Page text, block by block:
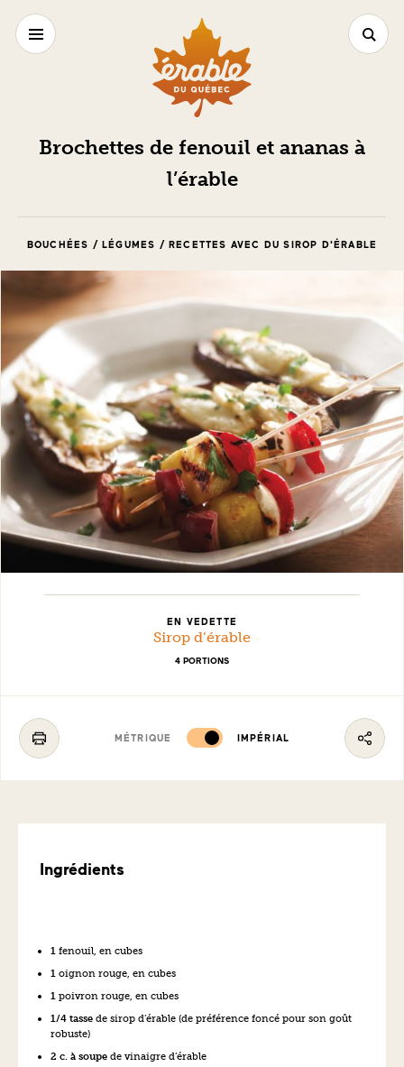
Brochettes de fenouil et ananas à
l’érable
BOUCHÉES / LÉGUMES / RECETTES AVEC DU SIROP D'ÉRABLE
EN VEDETTE
Sirop d’érable
4 PORTIONS
MÉTRIQUE IMPÉRIAL
Ingrédients
1 fenouil, en cubes
1 oignon rouge, en cubes
1 poivron rouge, en cubes
1/4 tasse de sirop d’érable (de préférence foncé pour son goût
robuste)
2 c. à soupe de vinaigre d’érable